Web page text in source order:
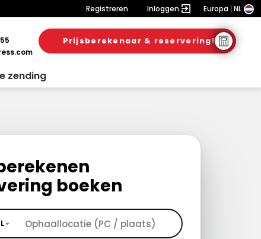
Registreren Inloggen Europa NL
Prijsberekenaar & reservering!
zending
boeken